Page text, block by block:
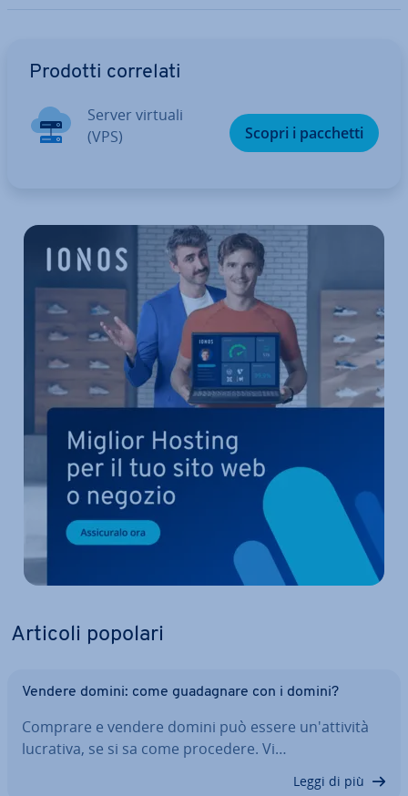
Prodotti correlati
Server virtuali
(VPS)
Scopri i pacchetti
Articoli popolari
Vendere domini: come gua­da­gna­re con i domini?
Comprare e vendere domini può essere un'at­ti­vi­tà
lucrativa, se si sa come procedere. Vi…
Leggi di più